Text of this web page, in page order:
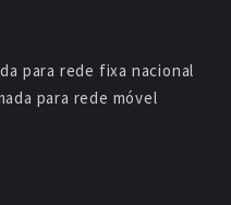
para rede fixa nacional
para rede móvel